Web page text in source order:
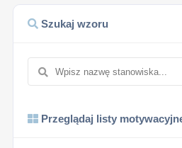
Szukaj wzoru
Przeglądaj listy